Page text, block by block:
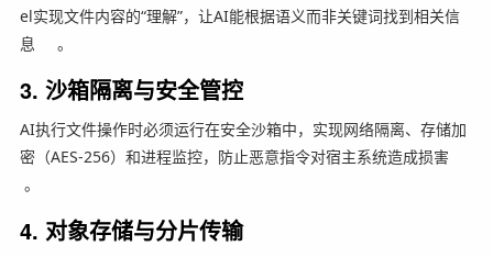
el实现文件内容的“理解”，让AI能根据语义而非关键词找到相关信
息
。
3. 沙箱隔离与安全管控
AI执行文件操作时必须运行在安全沙箱中，实现网络隔离、存储加
密（AES-256）和进程监控，防止恶意指令对宿主系统造成损害
。
4. 对象存储与分片传输